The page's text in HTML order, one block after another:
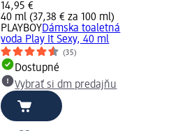
14,95 €
40 ml (37,38 € za 100 ml)
PLAYBOYDámska toaletná
voda Play It Sexy, 40 ml
(35)
Dostupné
Vybrať si dm predajňu